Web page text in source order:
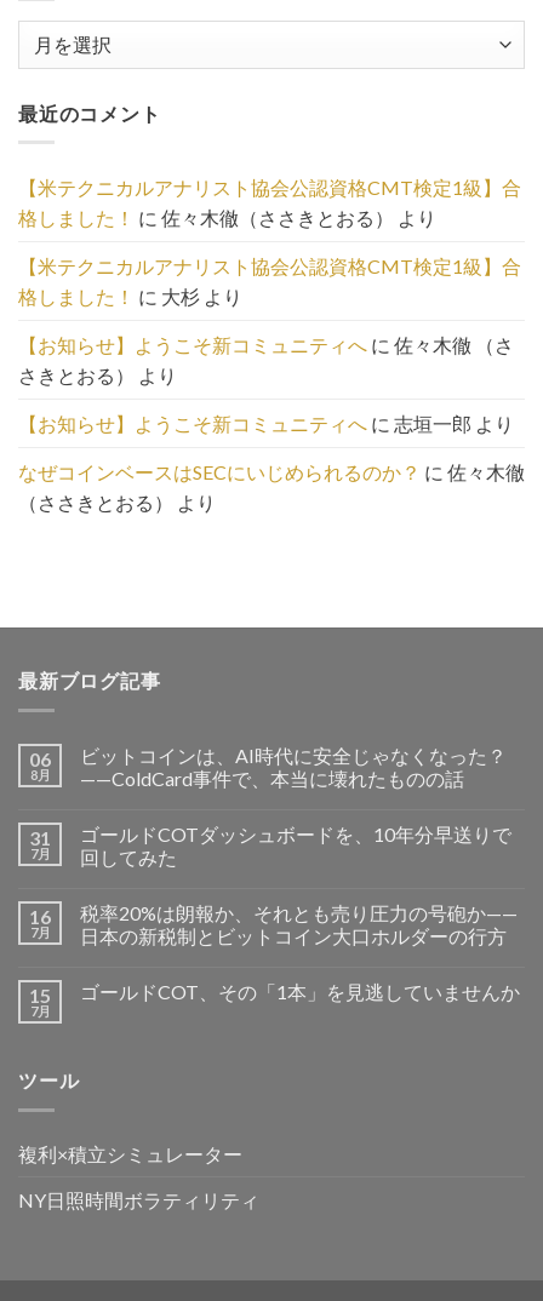
事
の
覧
は
こ
ち
ら
最近のコメント
【米テクニカルアナリスト協会公認資格CMT検定1級】合
格しました！ に 佐々木徹（ささきとおる） より
【米テクニカルアナリスト協会公認資格CMT検定1級】合
格しました！ に 大杉 より
【お知らせ】ようこそ新コミュニティへ に 佐々木徹 （さ
さきとおる）
より
【お知らせ】ようこそ新コミュニティへ に 志垣一郎 より
なぜコインベースはSECにいじめられるのか？ に 佐々木徹
（ささきとおる）
より
最新ブログ記事
06
8月
ビットコインは、AI時代に安全じゃなくなった？
——ColdCard事件で、本当に壊れたものの話
31
7月
ゴールドCOTダッシュボードを、10年分早送りで
回してみた
16
7月
税率20%は朗報か、それとも売り圧力の号砲か——
日本の新税制とビットコイン大口ホルダーの行方
15
7月
ゴールドCOT、その「1本」を見逃していませんか
ツール
複利×積立シミュレーター
NY日照時間ボラティリティ